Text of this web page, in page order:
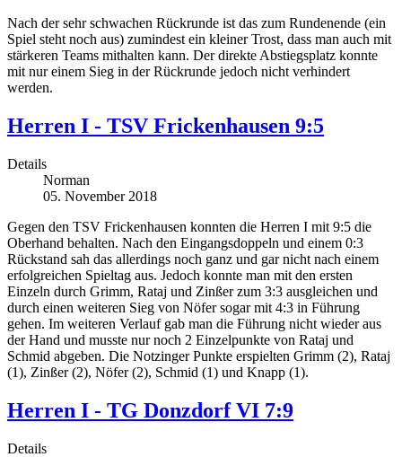
Nach der sehr schwachen Rückrunde ist das zum Rundenende (ein
Spiel steht noch aus) zumindest ein kleiner Trost, dass man auch mit
stärkeren Teams mithalten kann. Der direkte Abstiegsplatz konnte
mit nur einem Sieg in der Rückrunde jedoch nicht verhindert
werden.
Herren I - TSV Frickenhausen 9:5
Details
Norman
05. November 2018
Gegen den TSV Frickenhausen konnten die Herren I mit 9:5 die
Oberhand behalten. Nach den Eingangsdoppeln und einem 0:3
Rückstand sah das allerdings noch ganz und gar nicht nach einem
erfolgreichen Spieltag aus. Jedoch konnte man mit den ersten
Einzeln durch Grimm, Rataj und Zinßer zum 3:3 ausgleichen und
durch einen weiteren Sieg von Nöfer sogar mit 4:3 in Führung
gehen. Im weiteren Verlauf gab man die Führung nicht wieder aus
der Hand und musste nur noch 2 Einzelpunkte von Rataj und
Schmid abgeben. Die Notzinger Punkte erspielten Grimm (2), Rataj
(1), Zinßer (2), Nöfer (2), Schmid (1) und Knapp (1).
Herren I - TG Donzdorf VI 7:9
Details